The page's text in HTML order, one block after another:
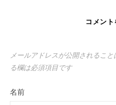
コメン
メールアドレスが公開されること
る欄は必須項目です
名前